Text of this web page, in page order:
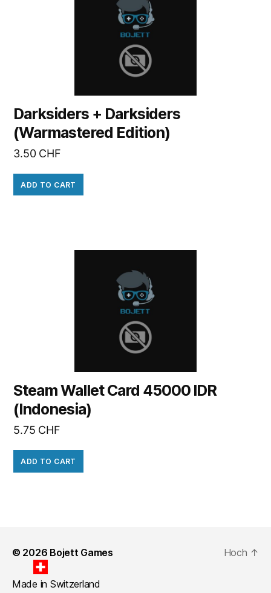
Darksiders + Darksiders
(Warmastered Edition)
3.50 CHF
ADD TO CART
Steam Wallet Card 45000 IDR
(Indonesia)
5.75 CHF
ADD TO CART
© 2026 Bojett Games
Made in Switzerland
Hoch ↑